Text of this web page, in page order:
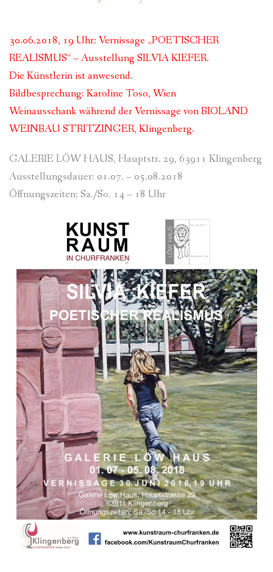
PARTNER
IMPRESSUM
30.06.2018, 19 Uhr: Vernissage „POETISCHER
REALISMUS“ – Ausstellung SILVIA KIEFER.
Die Künstlerin ist anwesend.
Bildbesprechung: Karoline Toso, Wien
Weinausschank während der Vernissage von BIOLAND
WEINBAU STRITZINGER, Klingenberg.
GALERIE LÖW HAUS, Hauptstr. 29, 63911 Klingenberg
Ausstellungsdauer: 01.07. – 05.08.2018
Öffnungszeiten: Sa./So. 14 – 18 Uhr